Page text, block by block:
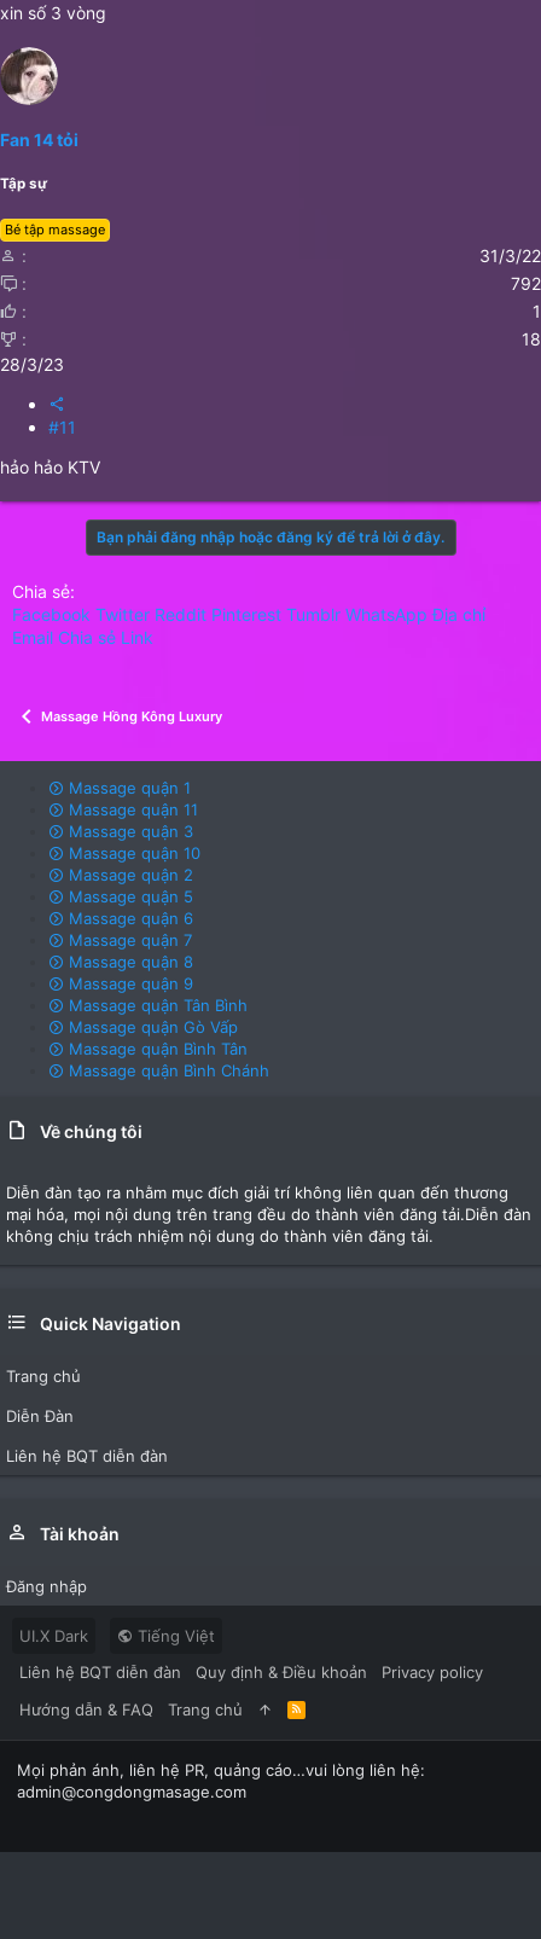
xin số 3 vòng
Fan 14 tỏi
Tập sự
Bé tập massage
31/3/22
792
1
18
28/3/23
#11
hảo hảo KTV
Bạn phải đăng nhập hoặc đăng ký để trả lời ở đây.
Chia sẻ:
Facebook Twitter Reddit Pinterest Tumblr WhatsApp Địa chỉ
Email Chia sẻ Link
Massage Hồng Kông Luxury
Massage quận 1
Massage quận 11
Massage quận 3
Massage quận 10
Massage quận 2
Massage quận 5
Massage quận 6
Massage quận 7
Massage quận 8
Massage quận 9
Massage quận Tân Bình
Massage quận Gò Vấp
Massage quận Bình Tân
Massage quận Bình Chánh
Về chúng tôi
Diễn đàn tạo ra nhằm mục đích giải trí không liên quan đến thương
mại hóa, mọi nội dung trên trang đều do thành viên đăng tải.Diễn đàn
không chịu trách nhiệm nội dung do thành viên đăng tải.
Quick Navigation
Trang chủ
Diễn Đàn
Liên hệ BQT diễn đàn
Tài khoản
Đăng nhập
UI.X Dark
Tiếng Việt
Liên hệ BQT diễn đàn
Quy định & Điều khoản
Privacy policy
Hướng dẫn & FAQ
Trang chủ
R
S
Mọi phản ánh, liên hệ PR, quảng cáo…vui lòng liên hệ:
admin@congdongmasage.com